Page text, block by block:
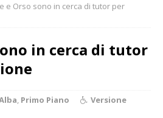
e Orso sono in cerca di tutor per
in cerca di tutor
, Primo Piano
Versione